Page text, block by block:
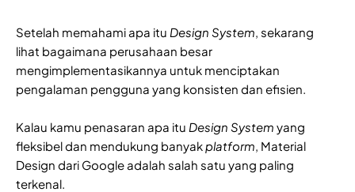
Setelah memahami apa itu Design System, sekarang
lihat bagaimana perusahaan besar
mengimplementasikannya untuk menciptakan
pengalaman pengguna yang konsisten dan efisien.
Kalau kamu penasaran apa itu Design System yang
fleksibel dan mendukung banyakplatform, Material
Design dari Google adalah salah satu yang paling
terkenal.